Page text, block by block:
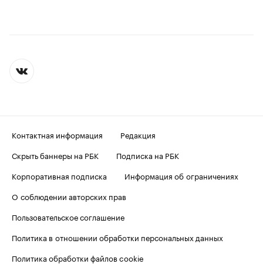
Контактная информация
Редакция
Скрыть баннеры на РБК
Подписка на РБК
Корпоративная подписка
Информация об ограничениях
О соблюдении авторских прав
Пользовательское соглашение
Политика в отношении обработки персональных данных
Политика обработки файлов cookie